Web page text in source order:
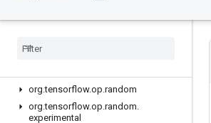
org.tensorflow.op.nn
org
org.tensorflow.op.random
org.tensorflow.op.random.
experimental